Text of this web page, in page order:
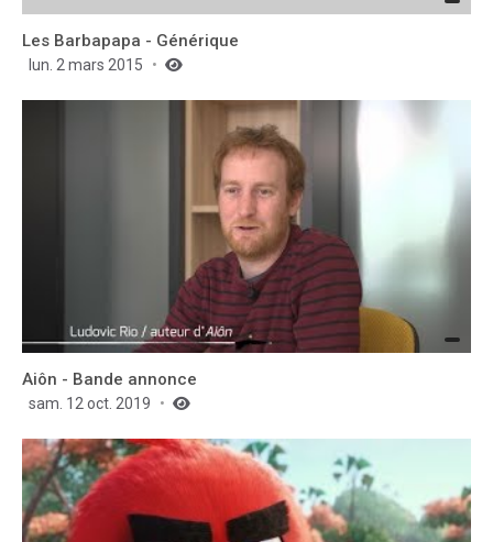
Les Barbapapa - Générique
lun. 2 mars 2015
Aiôn - Bande annonce
sam. 12 oct. 2019